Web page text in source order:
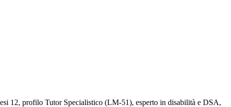
12, profilo Tutor Specialistico (LM-51), esperto in disabilità e DSA,